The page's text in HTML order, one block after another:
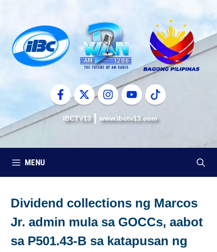
content
IBCTV13 www.ibctv13.com
MENU
Dividend collections ng Marcos
Jr. admin mula sa GOCCs, aabot
sa P501.43-B sa katapusan ng